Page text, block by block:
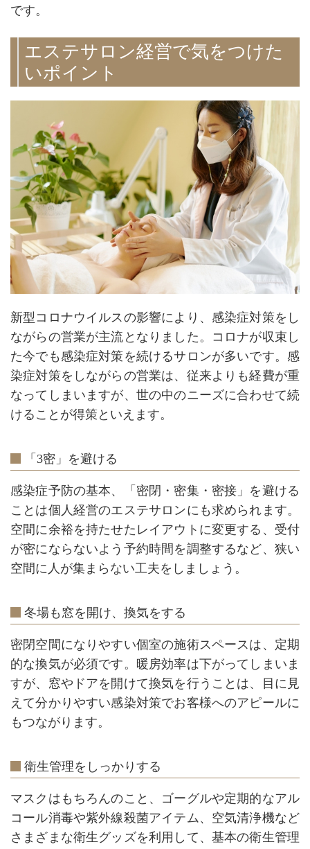
です。
エステサロン経営で気をつけた
いポイント
新型コロナウイルスの影響により、感染症対策をし
ながらの営業が主流となりました。コロナが収束し
た今でも感染症対策を続けるサロンが多いです。感
染症対策をしながらの営業は、従来よりも経費が重
なってしまいますが、世の中のニーズに合わせて続
けることが得策といえます。
「3密」を避ける
感染症予防の基本、「密閉・密集・密接」を避ける
ことは個人経営のエステサロンにも求められます。
空間に余裕を持たせたレイアウトに変更する、受付
が密にならないよう予約時間を調整するなど、狭い
空間に人が集まらない工夫をしましょう。
冬場も窓を開け、換気をする
密閉空間になりやすい個室の施術スペースは、定期
的な換気が必須です。暖房効率は下がってしまいま
すが、窓やドアを開けて換気を行うことは、目に見
えて分かりやすい感染対策でお客様へのアピールに
もつながります。
衛生管理をしっかりする
マスクはもちろんのこと、ゴーグルや定期的なアル
コール消毒や紫外線殺菌アイテム、空気清浄機など
さまざまな衛生グッズを利用して、基本の衛生管理